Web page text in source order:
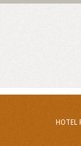
HOTEL